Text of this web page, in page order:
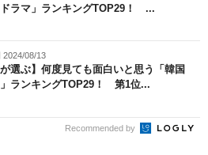
ドラマ」ランキングTOP29！ ...
2024/08/13
が選ぶ】何度見ても面白いと思う「韓国
」ランキングTOP29！ 第1位...
Recommended by